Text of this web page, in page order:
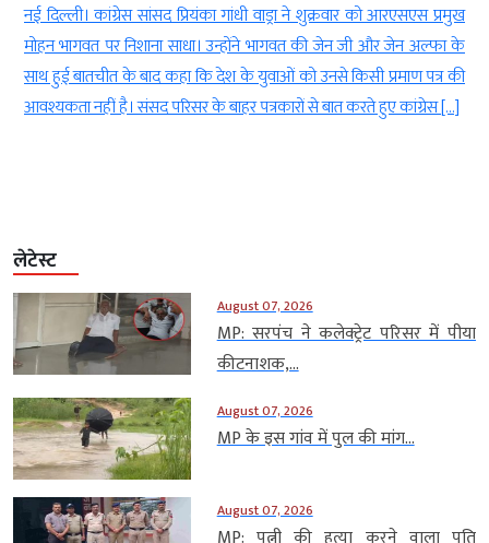
नई दिल्ली। कांग्रेस सांसद प्रियंका गांधी वाड्रा ने शुक्रवार को आरएसएस प्रमुख
मोहन भागवत पर निशाना साधा। उन्होंने भागवत की जेन जी और जेन अल्फा के
साथ हुई बातचीत के बाद कहा कि देश के युवाओं को उनसे किसी प्रमाण पत्र की
आवश्यकता नहीं है। संसद परिसर के बाहर पत्रकारों से बात करते हुए कांग्रेस […]
लेटेस्ट
August 07, 2026
MP: सरपंच ने कलेक्ट्रेट परिसर में पीया
कीटनाशक,...
August 07, 2026
MP के इस गांव में पुल की मांग...
August 07, 2026